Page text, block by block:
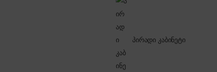
პირადი კაბინეტი